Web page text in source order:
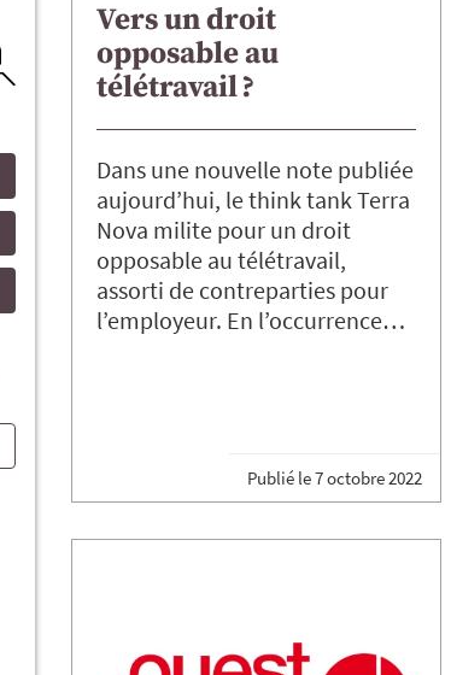
Vers un droit
opposable au
télétravail ?
Dans une nouvelle note publiée
aujourd’hui, le think tank Terra
Nova milite pour un droit
opposable au télétravail,
assorti de contreparties pour
l’employeur. En l’occurrence…
Publié le7 octobre 2022